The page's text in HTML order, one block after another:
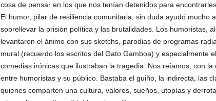
cosa de pensar en los que nos tenían detenidos para
El humor, pilar de resiliencia comunitaria, sin duda ayudó mucho
sobrellevar la prisión política y las brutalidades. Los humoristas,
levantaron el ánimo con sus sketchs, parodias de programas
mural (recuerdo los escritos del Gato Gamboa) y especialmente
comedias irónicas que ilustraban la tragedia. Nos reíamos, con
entre humoristas y su público. Bastaba el guiño, la indirecta, las
quienes comparten una cultura, valores, sueños, utopías y